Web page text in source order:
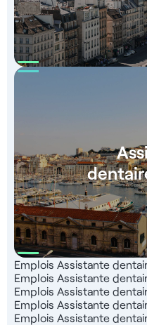
Emplois Assistante
Emplois Assistante
Emplois Assistante
Emplois Assistante
Emplois Assistante